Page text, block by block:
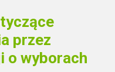
przez
o wyborach